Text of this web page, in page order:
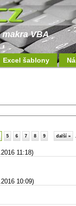
VBA
Excel šablony
5 6 7 8 9 další »
11:18)
10:09)